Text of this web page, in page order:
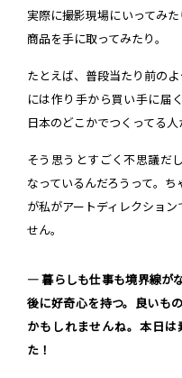
実際に撮影現場にいってみた
商品を手に取ってみたり。
たとえば、普段当たり前の
には作り手から買い手に届
日本のどこかでつくってる人
そう思うとすごく不思議だ
なっているんだろうって。
が私がアートディレクショ
せん。
― 暮らしも仕事も境界線が
後に好奇心を持つ。良いも
かもしれませんね。本日
た！